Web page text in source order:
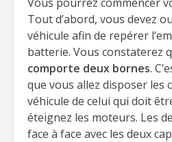
Tout d’abord, vous devez
véhicule afin de repérer
batterie. Vous constaterez
comporte deux bornes.
que vous allez disposer les
véhicule de celui qui doit
éteignez les moteurs. Les
face à face avec les deux